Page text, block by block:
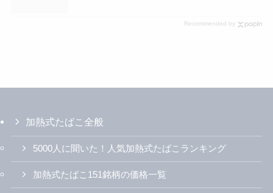
Recommended by
加熱式たばこ全般
5000人に聞いた！人気加熱式たばこランキング
加熱式たばこ151銘柄の価格一覧